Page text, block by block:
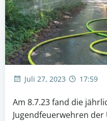
Juli 27, 2023 17:59
Am 8.7.23 fand die
Jugendfeuerwehren